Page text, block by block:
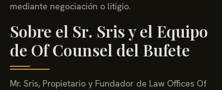
mediante negociación o litigio.
Sobre el Sr. Sris y el Equipo
de Of Counsel del Bufete
Mr. Sris, Propietario y Fundador de Law Offices Of